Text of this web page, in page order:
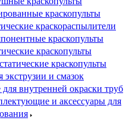
краскопульты
краскораспылители
краскопульты
краскопульты
краскопульты
и смазок
внутренней окраски труб
и аксессуары для